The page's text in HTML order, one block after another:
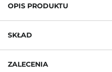
OPIS PRODUKTU
SKŁAD
ZALECENIA